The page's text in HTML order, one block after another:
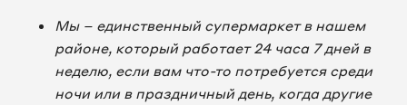
Мы – единственный супермаркет в нашем
районе, который работает 24 часа 7 дней в
неделю, если вам что-то потребуется среди
ночи или в праздничный день, когда другие